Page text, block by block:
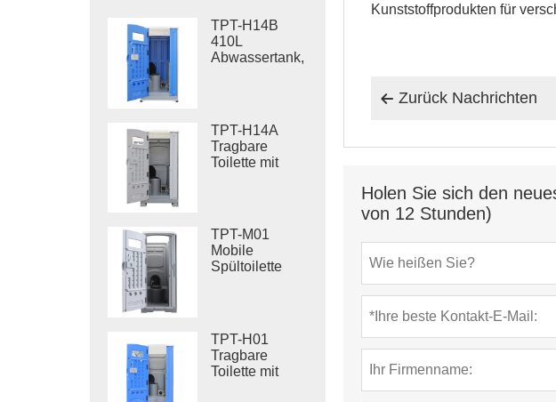
TPT-H14B
410L
Abwassertank,
Baustellentoilette
TPT-H14A
Tragbare
Toilette mit
für den
Außenbereich
TPT-M01
Mobile
Spültoilette
TPT-H01
Tragbare
Toilette mit
Kunststoffprodukten für
 Zurück Nachrichten
Holen Sie sich den
von 12 Stunden)